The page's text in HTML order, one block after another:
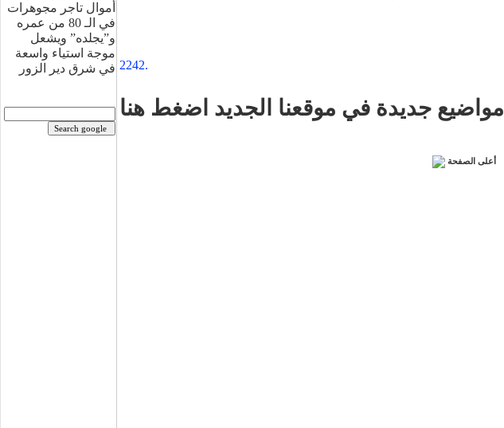
أموال تاجر مجوهرات
في الـ 80 من عمره
و”يجلده” ويشعل
موجة استياء واسعة
في شرق دير الزور 2242.
مواضيع جديدة في موقعنا الجديد اضغط هنا
أعلى الصفحة